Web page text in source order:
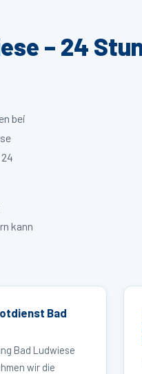
– 24
bei
kann
Bad
Bad Ludwiese
wir die